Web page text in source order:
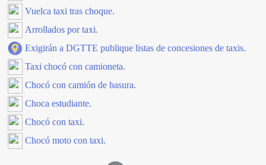
Vuelca taxi tras choque.
Arrollados por taxi.
Exigirán a DGTTE publique listas de concesiones de taxis.
Taxi chocó con camioneta.
Chocó con camión de basura.
Choca estudiante.
Chocó con taxi.
Chocó moto con taxi.